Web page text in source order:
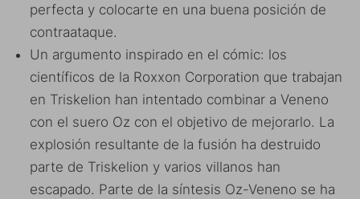
perfecta y colocarte en una buena posición de
contraataque.
Un argumento inspirado en el cómic: los
científicos de la Roxxon Corporation que trabajan
en Triskelion han intentado combinar a Veneno
con el suero Oz con el objetivo de mejorarlo. La
explosión resultante de la fusión ha destruido
parte de Triskelion y varios villanos han
escapado. Parte de la síntesis Oz-Veneno se ha